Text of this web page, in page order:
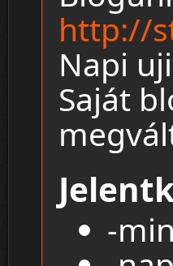
http://
Napi
Saját
-